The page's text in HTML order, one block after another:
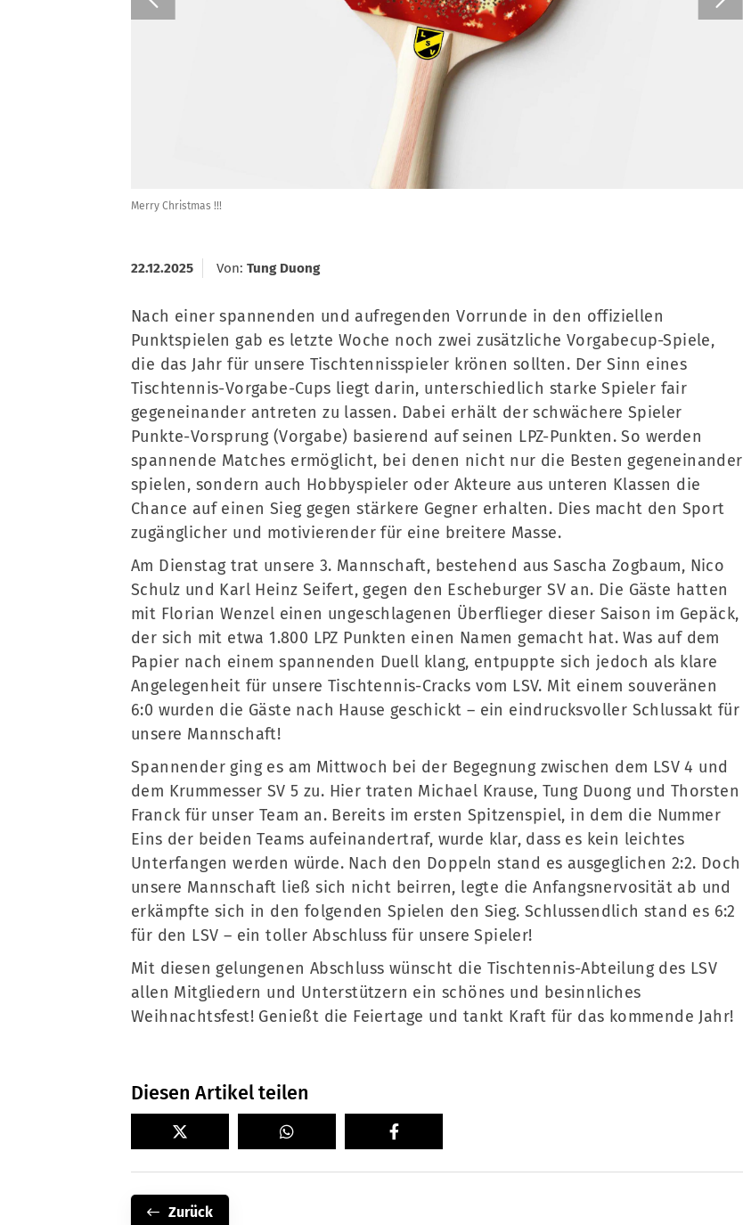
Merry Christmas !!!
22.12.2025 Von: Tung Duong
Nach einer spannenden und aufregenden Vorrunde in den offiziellen
Punktspielen gab es letzte Woche noch zwei zusätzliche Vorgabecup-Spiele,
die das Jahr für unsere Tischtennisspieler krönen sollten. Der Sinn eines
Tischtennis-Vorgabe-Cups liegt darin, unterschiedlich starke Spieler fair
gegeneinander antreten zu lassen. Dabei erhält der schwächere Spieler
Punkte-Vorsprung (Vorgabe) basierend auf seinen LPZ-Punkten. So werden
spannende Matches ermöglicht, bei denen nicht nur die Besten gegeneinander
spielen, sondern auch Hobbyspieler oder Akteure aus unteren Klassen die
Chance auf einen Sieg gegen stärkere Gegner erhalten. Dies macht den Sport
zugänglicher und motivierender für eine breitere Masse.
Am Dienstag trat unsere 3. Mannschaft, bestehend aus Sascha Zogbaum, Nico
Schulz und Karl Heinz Seifert, gegen den Escheburger SV an. Die Gäste hatten
mit Florian Wenzel einen ungeschlagenen Überflieger dieser Saison im Gepäck,
der sich mit etwa 1.800 LPZ Punkten einen Namen gemacht hat. Was auf dem
Papier nach einem spannenden Duell klang, entpuppte sich jedoch als klare
Angelegenheit für unsere Tischtennis-Cracks vom LSV. Mit einem souveränen
6:0 wurden die Gäste nach Hause geschickt – ein eindrucksvoller Schlussakt für
unsere Mannschaft!
Spannender ging es am Mittwoch bei der Begegnung zwischen dem LSV 4 und
dem Krummesser SV 5 zu. Hier traten Michael Krause, Tung Duong und Thorsten
Franck für unser Team an. Bereits im ersten Spitzenspiel, in dem die Nummer
Eins der beiden Teams aufeinandertraf, wurde klar, dass es kein leichtes
Unterfangen werden würde. Nach den Doppeln stand es ausgeglichen 2:2. Doch
unsere Mannschaft ließ sich nicht beirren, legte die Anfangsnervosität ab und
erkämpfte sich in den folgenden Spielen den Sieg. Schlussendlich stand es 6:2
für den LSV – ein toller Abschluss für unsere Spieler!
Mit diesen gelungenen Abschluss wünscht die Tischtennis-Abteilung des LSV
allen Mitgliedern und Unterstützern ein schönes und besinnliches
Weihnachtsfest! Genießt die Feiertage und tankt Kraft für das kommende Jahr!
Diesen Artikel teilen
Zurück